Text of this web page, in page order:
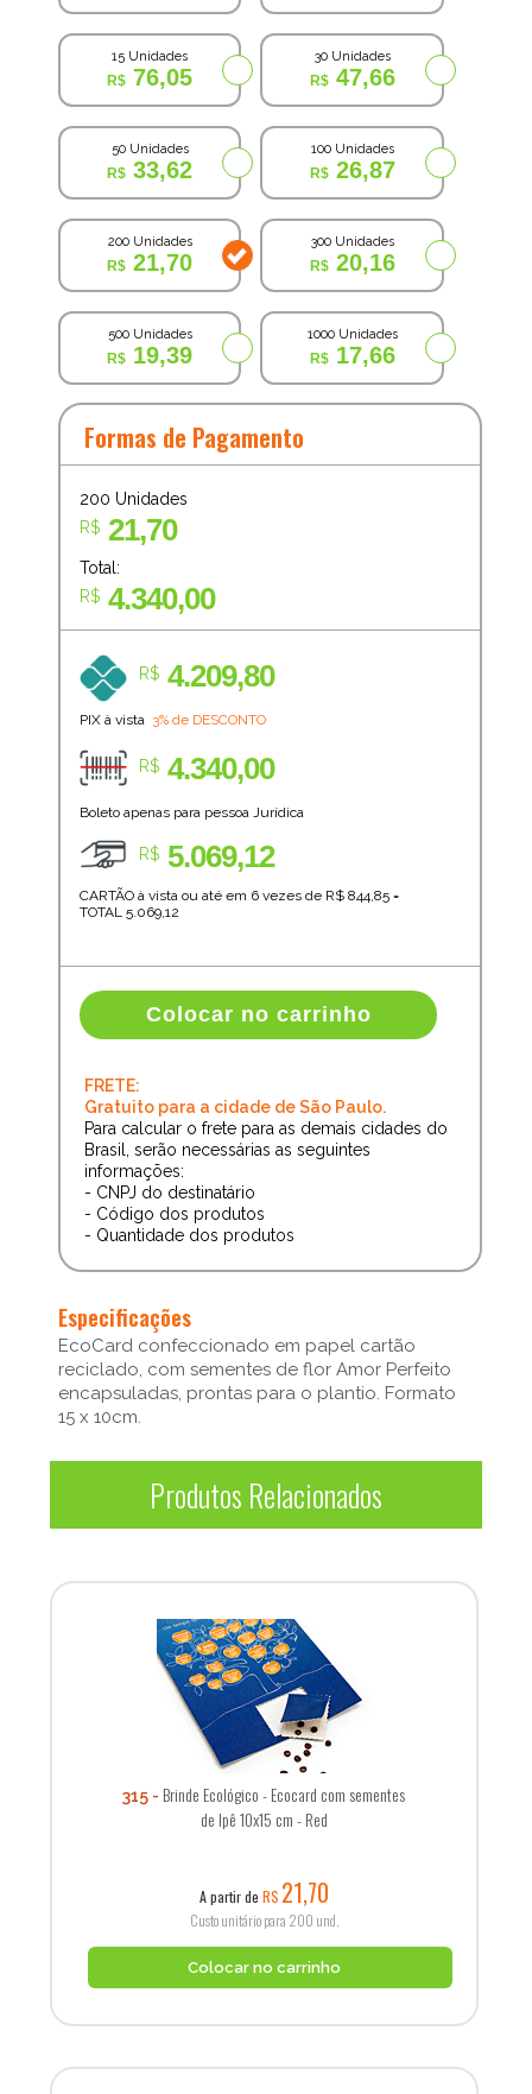
15 Unidades
76,05
30 Unidades
47,66
50 Unidades
33,62
100 Unidades
26,87
200 Unidades
21,70
300 Unidades
20,16
500 Unidades
19,39
1000 Unidades
17,66
Formas de Pagamento
200 Unidades
R$ 21,70
Total:
R$ 4.340,00
R$ 4.209,80
PIX à vista 3% de DESCONTO
R$ 4.340,00
Boleto apenas para pessoa Jurídica
R$ 5.069,12
CARTÃO à vista ou até em 6 vezes de R$ 844,85=
TOTAL 5.069,12
Colocar no carrinho
FRETE:
Gratuito para a cidade de São Paulo.
Para calcular o frete para as demais cidades do
Brasil, serão necessárias as seguintes
informações:
- CNPJ do destinatário
- Código dos produtos
- Quantidade dos produtos
Especificações
EcoCard confeccionado em papel cartão
reciclado, com sementes de flor Amor Perfeito
encapsuladas, prontas para o plantio. Formato
15 x 10cm.
Produtos Relacionados
315
Brinde Ecológico - Ecocard com sementes
de Ipê 10x15 cm - Red
A partir de R$ 21,70
Custo unitário para 200 und.
Colocar no carrinho